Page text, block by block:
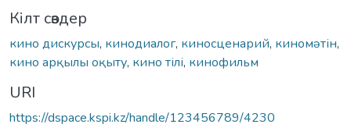
Кілт сөздер
кино дискурсы, кинодиалог, киносценарий, киномəтін,
кино арқылы оқыту, кино тілі, кинофильм
URI
https://dspace.kspi.kz/handle/123456789/4230